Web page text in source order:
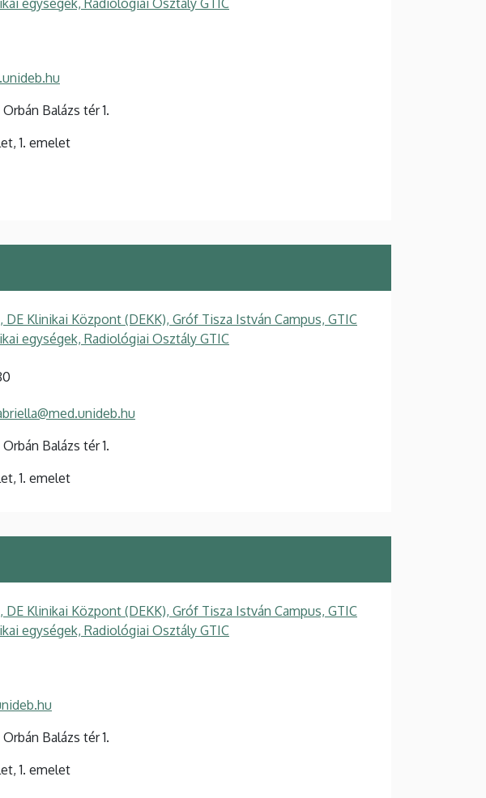
egységek, Radiológiai Osztály GTIC
Balázs tér 1.
1. emelet
Klinikai Központ (DEKK), Gróf Tisza István Campus, GTIC
egységek, Radiológiai Osztály GTIC
Balázs tér 1.
1. emelet
Klinikai Központ (DEKK), Gróf Tisza István Campus, GTIC
egységek, Radiológiai Osztály GTIC
Balázs tér 1.
1. emelet